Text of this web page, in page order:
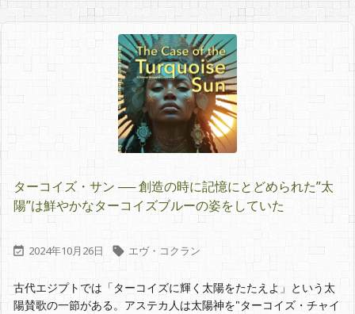
ターコイズ・サン ── 創造の時に記憶にとどめられた”太
陽”は鮮やかなターコイズブルーの姿をしていた
 2024年10月26日  エヴ・コクラン
古代エジプトでは「ターコイズに輝く太陽をたたえよ」という太
陽賛歌の一節がある。アステカ人は太陽神を"ターコイズ・チャイ